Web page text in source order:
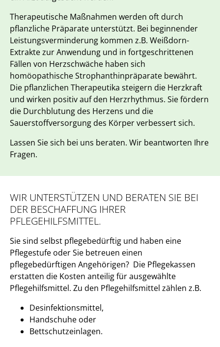
Therapeutische Maßnahmen werden oft durch
pflanzliche Präparate unterstützt. Bei beginnender
Leistungsverminderung kommen z.B. Weißdorn-
Extrakte zur Anwendung und in fortgeschrittenen
Fällen von Herzschwäche haben sich
homöopathische Strophanthinpräparate bewährt.
Die pflanzlichen Therapeutika steigern die Herzkraft
und wirken positiv auf den Herzrhythmus. Sie fördern
die Durchblutung des Herzens und die
Sauerstoffversorgung des Körper verbessert sich.
Lassen Sie sich bei uns beraten. Wir beantworten Ihre
Fragen.
WIR UNTERSTÜTZEN UND BERATEN SIE BEI
DER BESCHAFFUNG IHRER
PFLEGEHILFSMITTEL.
Sie sind selbst pflegebedürftig und haben eine
Pflegestufe oder Sie betreuen einen
pflegebedürftigen Angehörigen? Die Pflegekassen
erstatten die Kosten anteilig für ausgewählte
Pflegehilfsmittel. Zu den Pflegehilfsmittel zählen z.B.
Desinfektionsmittel,
Handschuhe oder
Bettschutzeinlagen.